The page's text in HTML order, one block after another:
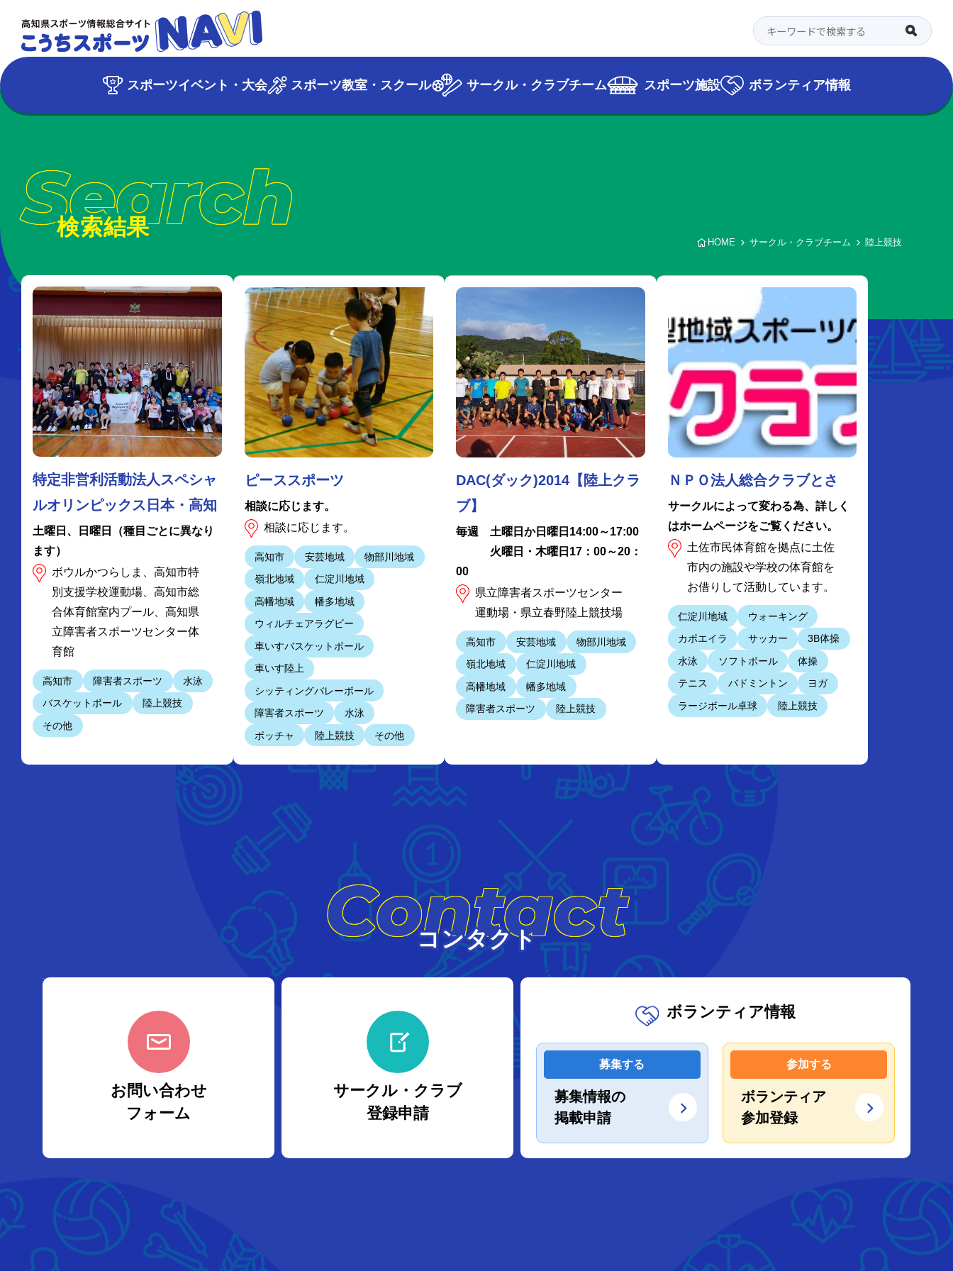
スポーツイベント・大会 スポーツ教室・スクール サークル・クラブチーム スポーツ施設 ボランティア情報
Search
検索結果
HOME サークル・クラブチーム 陸上競技
特定非営利活動法人スペシャ
ルオリンピックス日本・高知
土曜日、日曜日（種目ごとに異なり
ます）
ボウルかつらしま、高知市特
別支援学校運動場、高知市総
合体育館室内プール、高知県
立障害者スポーツセンター体
育館
高知市 障害者スポーツ
水泳
バスケットボール
陸上競技
その他
ピーススポーツ
相談に応じます。
相談に応じます。
高知市 安芸地域
物部川地域
嶺北地域
仁淀川地域
高幡地域
幡多地域
ウィルチェアラグビー
車いすバスケットボール
車いす陸上
シッティングバレーボール
障害者スポーツ
水泳
ボッチャ
陸上競技 その他
DAC(ダック)2014【陸上クラ
ブ】
毎週 土曜日か日曜日14:00～17:00
火曜日・木曜日17：00～20：
00
県立障害者スポーツセンター
運動場・県立春野陸上競技場
高知市 安芸地域
物部川地域
嶺北地域
仁淀川地域
高幡地域
幡多地域
障害者スポーツ
陸上競技
ＮＰＯ法人総合クラブとさ
サークルによって変わる為、詳しく
はホームページをご覧ください。
土佐市民体育館を拠点に土佐
市内の施設や学校の体育館を
お借りして活動しています。
仁淀川地域
ウォーキング
カポエイラ
サッカー
3B体操
水泳
ソフトボール
体操
テニス
バドミントン
ヨガ
ラージボール卓球
陸上競技
Contact
コンタクト
お問い合わせ
フォーム
サークル・クラブ
登録申請
ボランティア情報
募集する
募集情報の
掲載申請
参加する
ボランティア
参加登録